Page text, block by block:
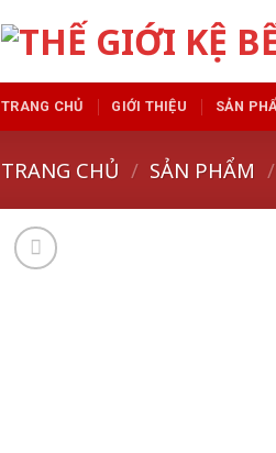
TRANG CHỦ GIỚI THIỆU SẢN
TRANG CHỦ / SẢN PHẨM /